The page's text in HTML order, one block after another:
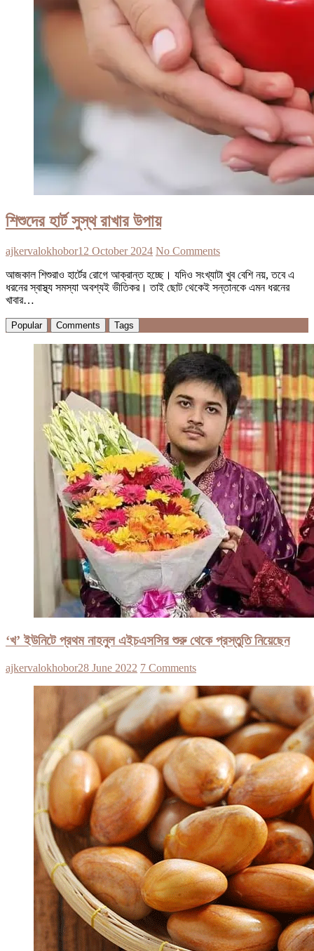
শিশুদের হার্ট সুস্থ রাখার উপায়
ajkervalokhobor12 October 2024 No Comments
আজকাল শিশুরাও হার্টের রোগে আক্রান্ত হচ্ছে। যদিও সংখ্যাটা খুব বেশি নয়, তবে এ
ধরনের স্বাস্থ্য সমস্যা অবশ্যই ভীতিকর। তাই ছোট থেকেই সন্তানকে এমন ধরনের
খাবার…
Popular Comments Tags
‘খ’ ইউনিটে প্রথম নাহনুল এইচএসসির শুরু থেকে প্রস্তুতি নিয়েছেন
ajkervalokhobor28 June 2022 7 Comments